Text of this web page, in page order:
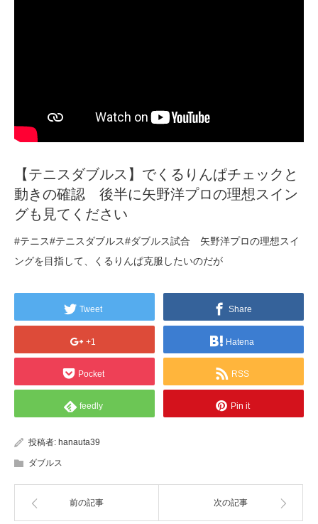
【テニスダブルス】でくるりんぱチェックと
動きの確認 後半に矢野洋プロの理想スイン
グも見てください
#テニス#テニスダブルス#ダブルス試合 矢野洋プロの理想スイ
ングを目指して、くるりんぱ克服したいのだが
Tweet Share
+1 Hatena
Pocket RSS
feedly Pin it
投稿者: hanauta39
ダブルス
前の記事 次の記事